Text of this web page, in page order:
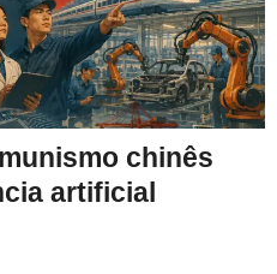
chinês
artificial